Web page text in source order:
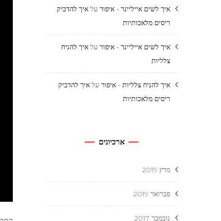
איך לשים אייליינר - איפור על איך להדביק
ריסים מלאכותיות
איך לשים אייליינר - איפור על איך להניח
צלליות
איך להניח צלליות - איפור על איך להדביק
ריסים מלאכותיות
ארכיונים
מרץ 2019
פברואר 2019
נובמבר 2017